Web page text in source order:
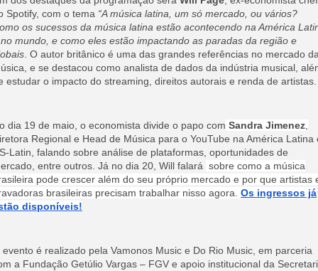
Spotify, com o tema “A música latina, um só mercado, ou vários?
os sucessos da música latina estão acontecendo na América
mundo, e como eles estão impactando as paradas da região e
. O autor britânico é uma das grandes referências no mercado
e se destacou como analista de dados da indústria musical,
estudar o impacto do streaming, direitos autorais e renda de artistas.
dia 19 de maio, o economista divide o papo com Sandra Jimenez
Regional e Head de Música para o YouTube na América Latina
Latin, falando sobre análise de plataformas, oportunidades de
entre outros. Já no dia 20, Will falará sobre como a música
pode crescer além do seu próprio mercado e por que artistas
brasileiras precisam trabalhar nisso agora. Os ingressos já
disponíveis!
evento é realizado pela Vamonos Music e Do Rio Music, em parceria
a Fundação Getúlio Vargas – FGV e apoio institucional da